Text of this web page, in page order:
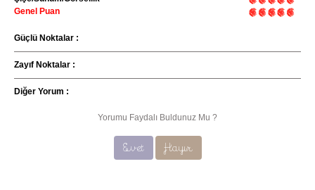
Genel Puan
Güçlü Noktalar :
Zayıf Noktalar :
Diğer Yorum :
Yorumu Faydalı Buldunuz Mu ?
Evet Hayır